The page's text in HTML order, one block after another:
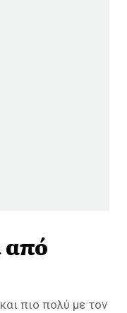
από
πιο πολύ με τον